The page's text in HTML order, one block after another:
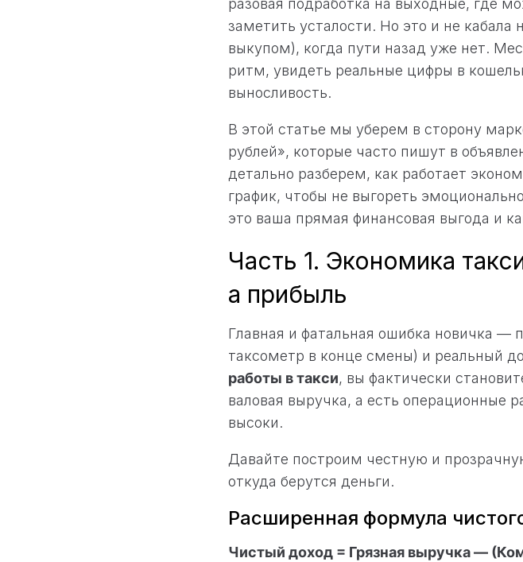
разовая подработка на выходные, где
заметить усталости. Но это и не кабала
выкупом), когда пути назад уже нет.
ритм, увидеть реальные цифры в
выносливость.
В этой статье мы уберем в сторону
рублей», которые часто пишут в
детально разберем, как работает
график, чтобы не выгореть
это ваша прямая финансовая выгода и
Часть 1. Экономика
а прибыль
Главная и фатальная ошибка новичка —
таксометр в конце смены) и реальный
работы в такси, вы фактически
валовая выручка, а есть операционные
высоки.
Давайте построим честную и
откуда берутся деньги.
Расширенная формула
Чистый доход = Грязная выручка —